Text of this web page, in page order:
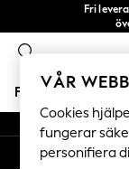
Fri
FLICKOR
GIRLS
New In
An error occurred
Mitt konto
VÅR
Cookies
fungerar
personifiera